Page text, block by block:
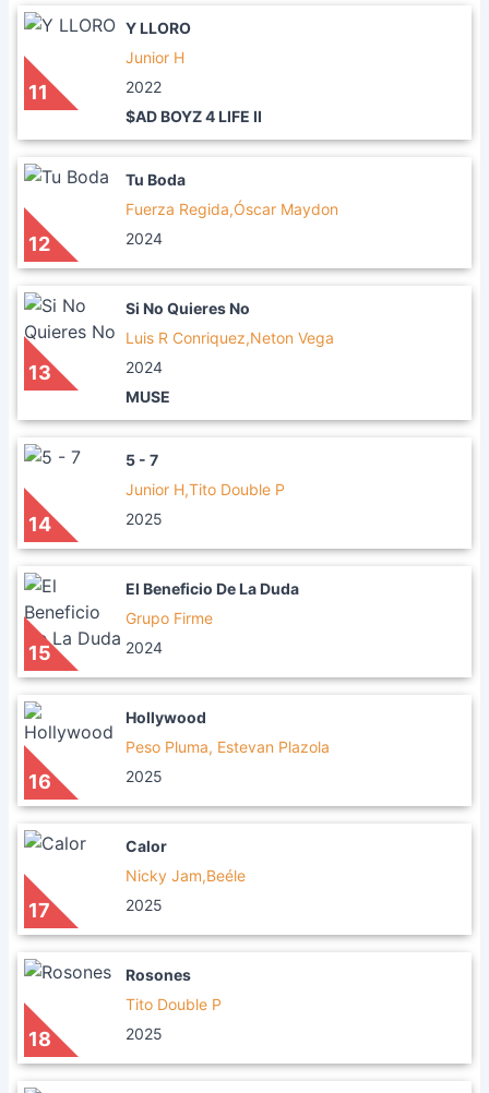
11
Y LLORO
Junior H
2022
$AD BOYZ 4 LIFE II
12
Tu Boda
Fuerza Regida,Óscar Maydon
2024
13
Si No Quieres No
Luis R Conriquez,Neton Vega
2024
MUSE
14
5 - 7
Junior H,Tito Double P
2025
15
El Beneficio De La Duda
Grupo Firme
2024
16
Hollywood
Peso Pluma, Estevan Plazola
2025
17
Calor
Nicky Jam,Beéle
2025
18
Rosones
Tito Double P
2025